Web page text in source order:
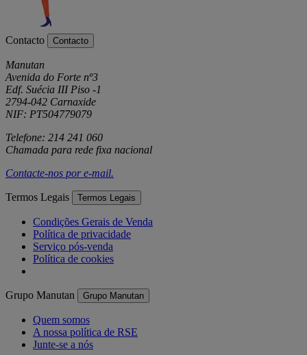
Contacto Contacto
Manutan
Avenida do Forte nº3
Edf. Suécia III Piso -1
2794-042 Carnaxide
NIF: PT504779079
Telefone: 214 241 060
Chamada para rede fixa nacional
Contacte-nos pore-mail.
Termos Legais Termos Legais
Condições Gerais de Venda
Política de privacidade
Serviço pós-venda
Política de cookies
Grupo Manutan Grupo Manutan
Quem somos
A nossa política de RSE
Junte-se a nós